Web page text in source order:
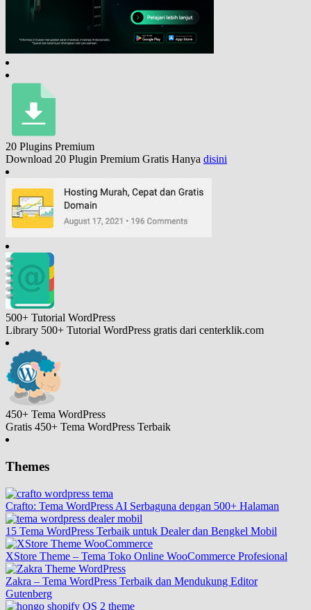
20 Plugins Premium
Download 20 Plugin Premium Gratis Hanya disini
500+ Tutorial WordPress
Library 500+ Tutorial WordPress gratis dari centerklik.com
450+ Tema WordPress
Gratis 450+ Tema WordPress Terbaik
Themes
Crafto: Tema WordPress AI Serbaguna dengan 500+ Halaman
15 Tema WordPress Terbaik untuk Dealer dan Bengkel Mobil
XStore Theme – Tema Toko Online WooCommerce Profesional
Zakra – Tema WordPress Terbaik dan Mendukung Editor
Gutenberg